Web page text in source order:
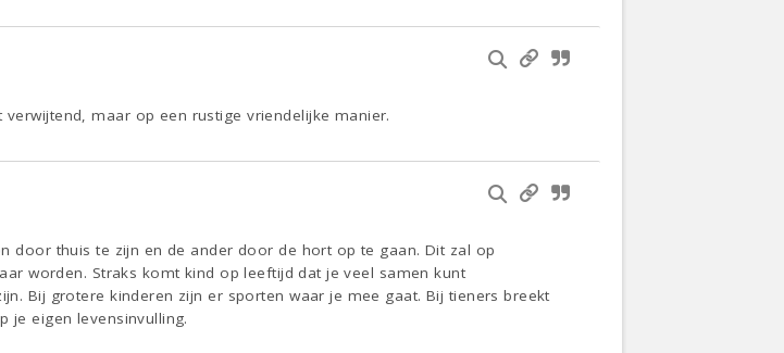
maar op een rustige vriendelijke manier.
door thuis te zijn en de ander door de hort op te gaan. Dit zal op
worden. Straks komt kind op leeftijd dat je veel samen kunt
Bij grotere kinderen zijn er sporten waar je mee gaat. Bij tieners breekt
je eigen levensinvulling.